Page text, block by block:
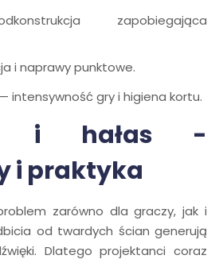
zapobiegająca
i naprawy punktowe.
intensywność gry i higiena kortu.
i hałas -
i praktyka
zarówno dla graczy, jak i
od twardych ścian generują
Dlatego projektanci coraz